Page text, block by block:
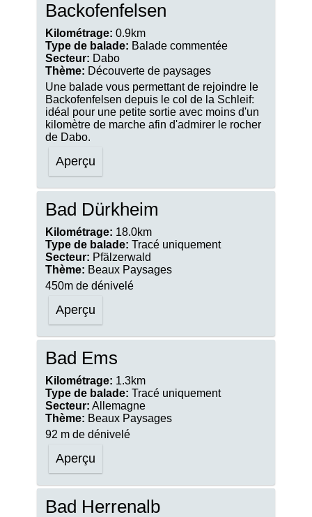
Backofenfelsen
Kilométrage: 0.9km
Type de balade: Balade commentée
Secteur: Dabo
Thème: Découverte de paysages
Une balade vous permettant de rejoindre le
Backofenfelsen depuis le col de la Schleif:
idéal pour une petite sortie avec moins d'un
kilomètre de marche afin d'admirer le rocher
de Dabo.
Aperçu
Bad Dürkheim
Kilométrage: 18.0km
Type de balade: Tracé uniquement
Secteur: Pfälzerwald
Thème: Beaux Paysages
450m de dénivelé
Aperçu
Bad Ems
Kilométrage: 1.3km
Type de balade: Tracé uniquement
Secteur: Allemagne
Thème: Beaux Paysages
92 m de dénivelé
Aperçu
Bad Herrenalb